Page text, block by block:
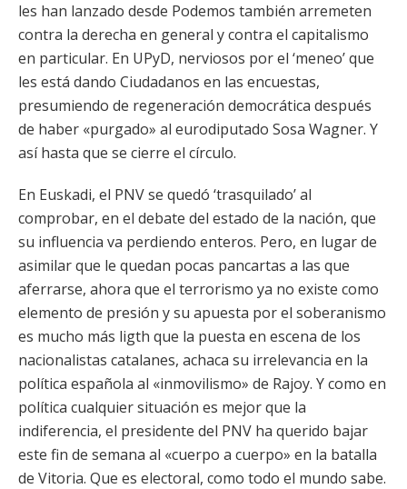
les han lanzado desde Podemos también arremeten
contra la derecha en general y contra el capitalismo
en particular. En UPyD, nerviosos por el ‘meneo’ que
les está dando Ciudadanos en las encuestas,
presumiendo de regeneración democrática después
de haber «purgado» al eurodiputado Sosa Wagner. Y
así hasta que se cierre el círculo.
En Euskadi, el PNV se quedó ‘trasquilado’ al
comprobar, en el debate del estado de la nación, que
su influencia va perdiendo enteros. Pero, en lugar de
asimilar que le quedan pocas pancartas a las que
aferrarse, ahora que el terrorismo ya no existe como
elemento de presión y su apuesta por el soberanismo
es mucho más ligth que la puesta en escena de los
nacionalistas catalanes, achaca su irrelevancia en la
política española al «inmovilismo» de Rajoy. Y como en
política cualquier situación es mejor que la
indiferencia, el presidente del PNV ha querido bajar
este fin de semana al «cuerpo a cuerpo» en la batalla
de Vitoria. Que es electoral, como todo el mundo sabe.